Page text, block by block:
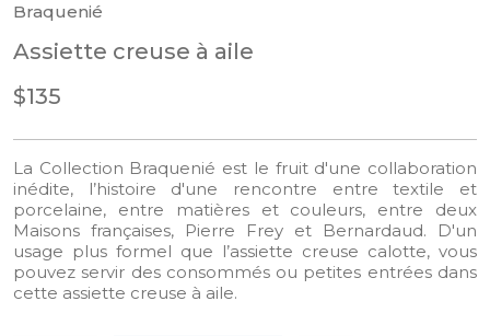
Braquenié
Assiette creuse à aile
$135
La Collection Braquenié est le fruit d'une collaboration
inédite, l’histoire d'une rencontre entre textile et
porcelaine, entre matières et couleurs, entre deux
Maisons françaises, Pierre Frey et Bernardaud. D'un
usage plus formel que l’assiette creuse calotte, vous
pouvez servir des consommés ou petites entrées dans
cette assiette creuse à aile.